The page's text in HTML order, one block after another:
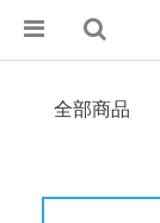
全部商品